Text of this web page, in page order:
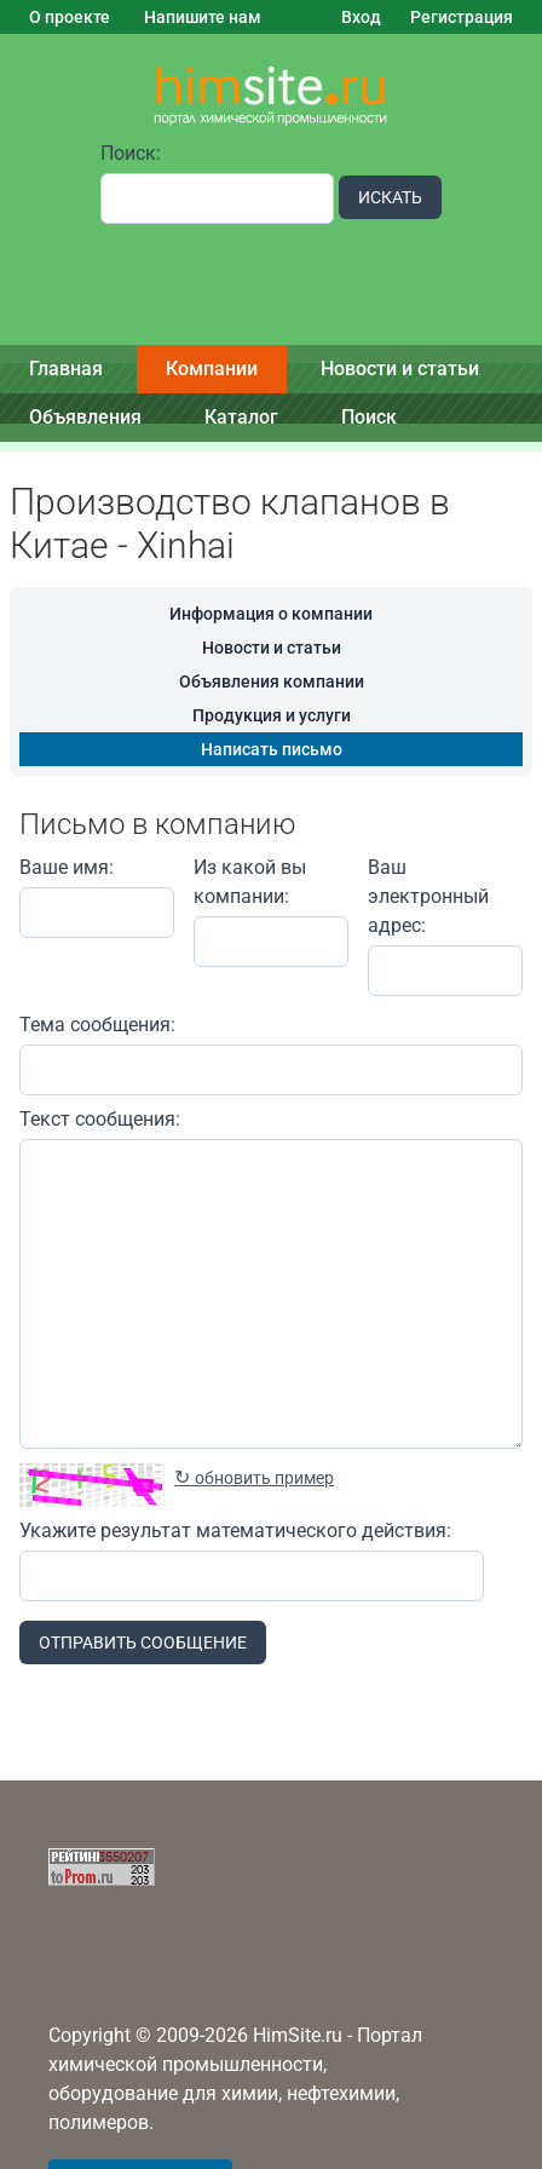
О проекте Напишите нам Вход Регистрация
Поиск:
ИСКАТЬ
Главная Компании Новости и статьи
Объявления Каталог Поиск
Производство клапанов в
Китае - Xinhai
Информация о компании
Новости и статьи
Объявления компании
Продукция и услуги
Написать письмо
Письмо в компанию
Ваше имя:
Из какой вы
компании:
Ваш
электронный
адрес:
Тема сообщения:
Текст сообщения:
↻ обновить пример
Укажите результат математического действия:
ОТПРАВИТЬ СООБЩЕНИЕ
Copyright © 2009-2026 HimSite.ru - Портал
химической промышленности,
оборудование для химии, нефтехимии,
полимеров.